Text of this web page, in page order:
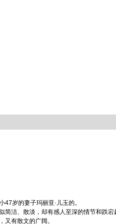
岁的妻子玛丽亚·儿玉的。
简洁、散淡，却有感人至深的情节和跌宕
有散文的广阔。